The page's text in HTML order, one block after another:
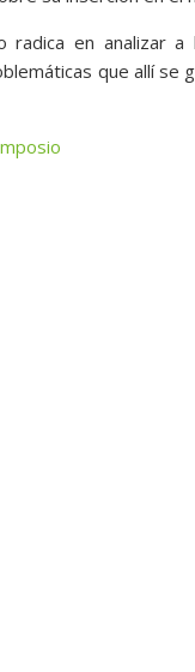
radica en analizar
que allí